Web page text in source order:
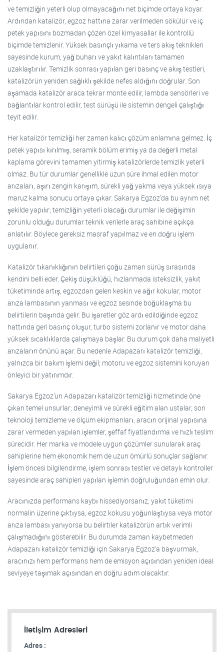
ve temizliğin yeterli olup olmayacağını net biçimde ortaya koyar.
Ardından katalizör, egzoz hattına zarar verilmeden sökülür ve iç
petek yapısını bozmadan çözen özel kimyasallar ile kontrollü
biçimde temizlenir. Yüksek basınçlı yıkama ve ters akış teknikleri
sayesinde kurum, yağ buharı ve yakıt kalıntıları tamamen
uzaklaştırılır. Temizlik sonrası yapılan geri basınç ve akış testleri,
katalizörün yeniden sağlıklı şekilde nefes aldığını doğrular. Son
aşamada katalizör araca tekrar monte edilir, lambda sensörleri ve
bağlantılar kontrol edilir, test sürüşü ile sistemin dengeli çalıştığı
teyit edilir.
Her katalizör temizliği her zaman kalıcı çözüm anlamına gelmez. İç
petek yapısı kırılmış, seramik bölüm erimiş ya da değerli metal
kaplama görevini tamamen yitirmiş katalizörlerde temizlik yeterli
olmaz. Bu tür durumlar genellikle uzun süre ihmal edilen motor
arızaları, aşırı zengin karışım, sürekli yağ yakma veya yüksek ısıya
maruz kalma sonucu ortaya çıkar. Sakarya Egzoz’da bu ayrım net
şekilde yapılır; temizliğin yeterli olacağı durumlar ile değişimin
zorunlu olduğu durumlar teknik verilerle araç sahibine açıkça
anlatılır. Böylece gereksiz masraf yapılmaz ve en doğru işlem
uygulanır.
Katalizör tıkanıklığının belirtileri çoğu zaman sürüş sırasında
kendini belli eder. Çekiş düşüklüğü, hızlanmada isteksizlik, yakıt
tüketiminde artış, egzozdan gelen keskin ve ağır kokular, motor
arıza lambasının yanması ve egzoz sesinde boğuklaşma bu
belirtilerin başında gelir. Bu işaretler göz ardı edildiğinde egzoz
hattında geri basınç oluşur, turbo sistemi zorlanır ve motor daha
yüksek sıcaklıklarda çalışmaya başlar. Bu durum çok daha maliyetli
arızaların önünü açar. Bu nedenle Adapazarı katalizör temizliği,
yalnızca bir bakım işlemi değil; motoru ve egzoz sistemini koruyan
önleyici bir yatırımdır.
Sakarya Egzoz’un Adapazarı katalizör temizliği hizmetinde öne
çıkan temel unsurlar; deneyimli ve sürekli eğitim alan ustalar, son
teknoloji temizleme ve ölçüm ekipmanları, aracın orijinal yapısına
zarar vermeden yapılan işlemler, şeffaf fiyatlandırma ve hızlı teslim
sürecidir. Her marka ve modele uygun çözümler sunularak araç
sahiplerine hem ekonomik hem de uzun ömürlü sonuçlar sağlanır.
İşlem öncesi bilgilendirme, işlem sonrası testler ve detaylı kontroller
sayesinde araç sahipleri yapılan işlemin doğruluğundan emin olur.
Aracınızda performans kaybı hissediyorsanız, yakıt tüketimi
normalin üzerine çıktıysa, egzoz kokusu yoğunlaştıysa veya motor
arıza lambası yanıyorsa bu belirtiler katalizörün artık verimli
çalışmadığını gösterebilir. Bu durumda zaman kaybetmeden
Adapazarı katalizör temizliği için Sakarya Egzoz’a başvurmak,
aracınızı hem performans hem de emisyon açısından yeniden ideal
seviyeye taşımak açısından en doğru adım olacaktır.
İletişim Adresleri
Adres :